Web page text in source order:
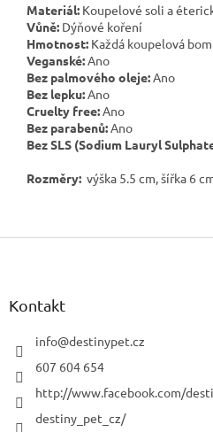
Materiál: Koupelové soli a
Vůně: Dýňové koření
Hmotnost: Každá koupelová
Veganské:Ano
Bez palmového oleje:Ano
Bez lepku:Ano
Cruelty free:Ano
Bez parabenů:Ano
Bez SLS (Sodium Lauryl
Rozměry: výška 5.5 cm, šířka 6
Z
Kontakt
info@destinypet.cz
607 604 654
http://www.facebook.com/
destiny_pet_cz/